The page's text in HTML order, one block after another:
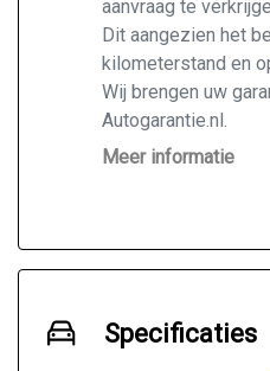
aanvraag te
Dit aangezien het
kilometerstand en
Wij brengen uw
Autogarantie.nl.
Vraag ons naar de
Meer informatie
Specificaties